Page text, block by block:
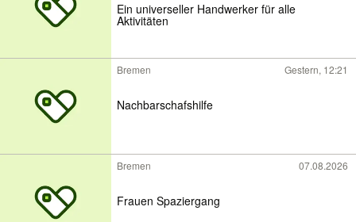
Ein universeller Handwerker für alle
Aktivitäten
Bremen Gestern, 12:21
Nachbarschafshilfe
Bremen 07.08.2026
Frauen Spaziergang